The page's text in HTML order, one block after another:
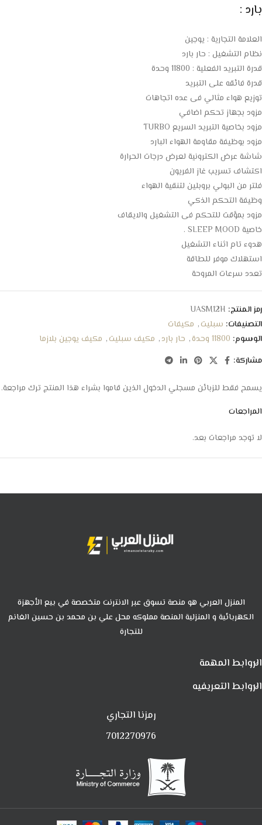
بارد :
العلامة التجارية : يوجين
نظام التشغيل : حار بارد
قدرة التبريد الفعلية : 11800 وحدة
قدرة فائقه على التبريد
توزيع هواء مثالي فى عده اتجاهات
مزود بجهاز تحكم اضافي
مزود بخاصية التبريد السريع TURBO
مزود بوظيفة مقاومة الهواء البارد
شاشة عرض الكترونية لعرض درجات الحرارة
اكتشاف تسريب غاز الفريون
فلتر من البولي بروبلين لتنقية الهواء
وظيفة التحكم الذكي
مزود بمؤقت للتحكم فى التشغيل والايقاف
خاصية SLEEP MOOD .
هدوء تام اثناء التشغيل
استهلاك موفر للطاقة
تعدد سرعات المروحة
رمز المنتج: UASM12H
التصنيفات: سبليت, مكيفات
الوسوم: 11800 وحدة , حار بارد, مكيف سبليت, مكيف يوجين بلازما
مشاركة:
المراجعات
لا توجد مراجعات بعد.
يسمح فقط للزبائن مسجلي الدخول الذين قاموا بشراء هذا المنتج ترك مراجعة.
المنزل العربي هو منصة تسوق عبر الانترنت متخصصة في بيع الأجهزة
الكهربائية و المنزلية المنصة مملوكه محل علي بن محمد بن حسين الغانم
للتجارة
الروابط المهمة
الروابط التعريفيه
رمزنا التجاري
7012270976